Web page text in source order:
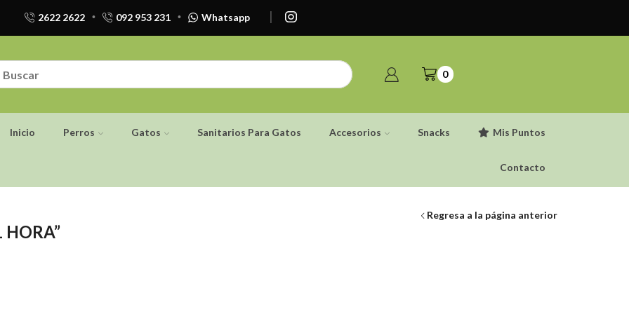
2622 2622 092 953 231 Whatsapp
0
Inicio Perros Gatos Sanitarios Para Gatos Accesorios Snacks Mis Puntos
Contacto
HORA”
Regresa a la página anterior